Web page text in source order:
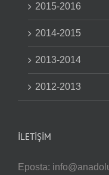
2015-2016
2014-2015
2013-2014
2012-2013
İLETIŞIM
Eposta: